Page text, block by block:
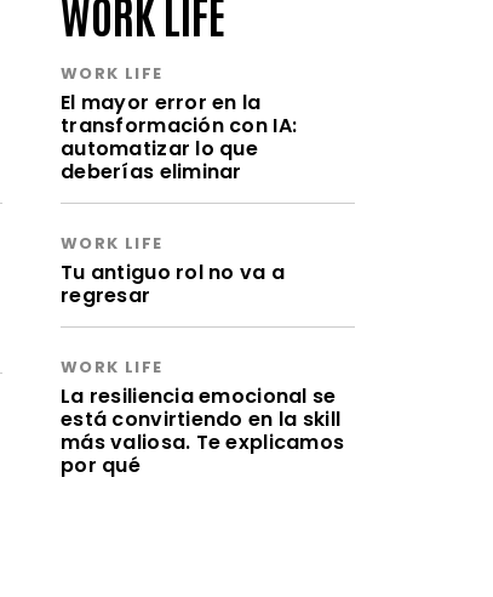
WORK LIFE
WORK LIFE
El mayor error en la
transformación con IA:
automatizar lo que
deberías eliminar
WORK LIFE
Tu antiguo rol no va a
regresar
WORK LIFE
La resiliencia emocional se
está convirtiendo en la skill
más valiosa. Te explicamos
por qué